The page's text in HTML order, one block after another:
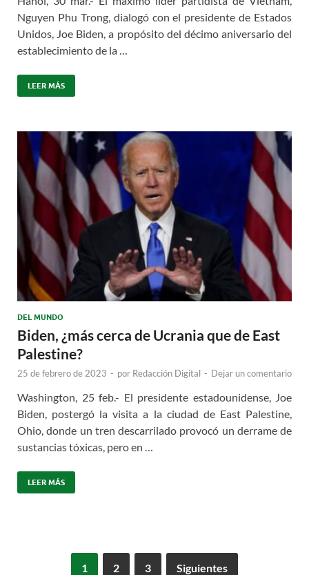
Nguyen Phu Trong, dialogó con el presidente de Estados
Unidos, Joe Biden, a propósito del décimo aniversario del
establecimiento de la …
LEER MÁS
DEL MUNDO
Biden, ¿más cerca de Ucrania que de East
Palestine?
25 de febrero de 2023 - por Redacción Digital - Dejar un comentario
Washington, 25 feb.- El presidente estadounidense, Joe
Biden, postergó la visita a la ciudad de East Palestine,
Ohio, donde un tren descarrilado provocó un derrame de
sustancias tóxicas, pero en …
LEER MÁS
1 2 3 Siguientes